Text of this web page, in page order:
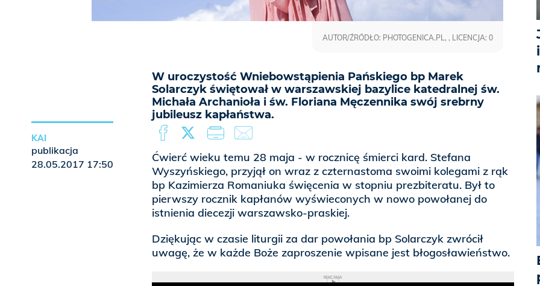
W uroczystość Wniebowstąpienia Pańskiego bp Marek
Solarczyk świętował w warszawskiej bazylice katedralnej św.
Michała Archanioła i św. Floriana Męczennika swój srebrny
jubileusz kapłaństwa.
AUTOR/ŹRÓDŁO: PHOTOGENICA.PL, , LICENCJA: 0
Ćwierć wieku temu 28 maja - w rocznicę śmierci kard. Stefana
Wyszyńskiego, przyjął on wraz z czternastoma swoimi kolegami z rąk
bp Kazimierza Romaniuka święcenia w stopniu prezbiteratu. Był to
pierwszy rocznik kapłanów wyświeconych w nowo powołanej do
istnienia diecezji warszawsko-praskiej.
Dziękując w czasie liturgii za dar powołania bp Solarczyk zwrócił
uwagę, że w każde Boże zaproszenie wpisane jest błogosławieństwo.
REKLAMA
KAI
publikacja
28.05.2017 17:50